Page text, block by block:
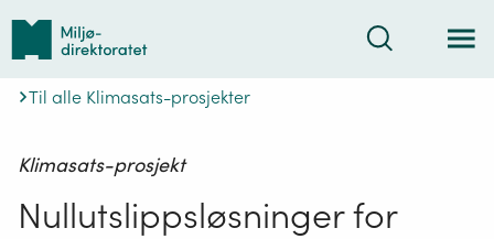
Tilbake
forsiden
Søk
Til alle Klimasats-prosjekter
Klimasats-prosjekt
Nullutslippsløsninger for